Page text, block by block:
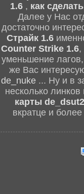
1.6 , как
Далее у Нас
достаточно
Страйк 1.6
Counter Strike 1.6,
уменьшение
же Вас
de_nuke... Ну и в
несколько
карты
вкратце и